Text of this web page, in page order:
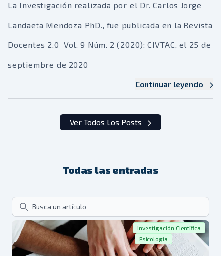
La Investigación realizada por el Dr. Carlos Jorge
Landaeta Mendoza PhD., fue publicada en la Revista
Docentes 2.0 Vol. 9 Núm. 2 (2020): CIVTAC, el 25 de
septiembre de 2020
Continuar leyendo
Ver Todos Los Posts
Todas las entradas
Search
Investigación Científica
Psicología